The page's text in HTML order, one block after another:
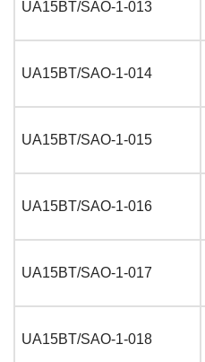
UA15BT/SAO-1-013
UA15BT/SAO-1-014
UA15BT/SAO-1-015
UA15BT/SAO-1-016
UA15BT/SAO-1-017
UA15BT/SAO-1-018